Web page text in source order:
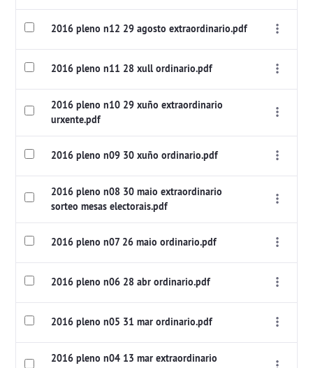
2016 pleno n12 29 agosto extraordinario.pdf
2016 pleno n11 28 xull ordinario.pdf
2016 pleno n10 29 xuño extraordinario
urxente.pdf
2016 pleno n09 30 xuño ordinario.pdf
2016 pleno n08 30 maio extraordinario
sorteo mesas electorais.pdf
2016 pleno n07 26 maio ordinario.pdf
2016 pleno n06 28 abr ordinario.pdf
2016 pleno n05 31 mar ordinario.pdf
2016 pleno n04 13 mar extraordinario